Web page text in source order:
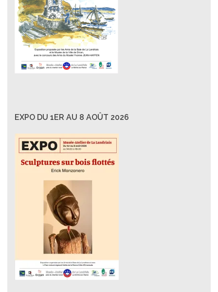
EXPO DU 1ER AU 8 AOÛT 2026